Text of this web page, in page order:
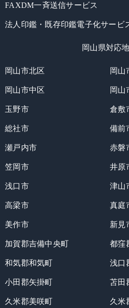
FAXDM一斉送信サービス
法人印鑑・既存印鑑電子化サービ
岡山県対応
岡山市北区 岡山
岡山市中区 岡山
玉野市 倉敷
総社市 備前
瀬戸内市 赤磐
笠岡市 井原
浅口市 津山
高梁市 真庭
美作市 新見
加賀郡吉備中央町 都窪
和気郡和気町 浅口
小田郡矢掛町 苫田
久米郡美咲町 久米